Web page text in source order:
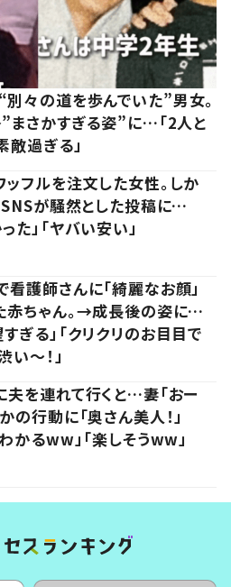
々の道を歩んでいた”男女。
さかすぎる姿”に…「2人と
敵過ぎる」
ッフルを注文した女性。しか
SNSが騒然とした投稿に…
た」「ヤバい安い」
看護師さんに「綺麗なお顔」
赤ちゃん。→成長後の姿に…
ぎる」「クリクリのお目目で
い～！」
夫を連れて行くと…妻「おー
の行動に「奥さん美人！」
かるww」「楽しそうww」